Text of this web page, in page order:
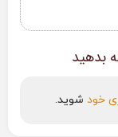
بدهید
خود شوید.